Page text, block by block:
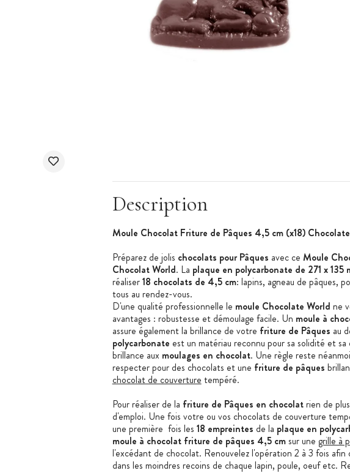
Description
Moule Chocolat Friture de Pâques 4,5 cm (x18)
Préparez de jolis chocolats pour Pâques avec ce Moule
Chocolat World. La plaque en polycarbonate de 271 x 135
réaliser18 chocolats de 4,5 cm: lapins, agneau de pâques,
tous au rendez-vous.
D'une qualité professionnelle le moule Chocolate World ne
avantages : robustesse et démoulage facile. Un moule à
assure également la brillance de votre friture de Pâques au
polycarbonate est un matériau reconnu pour sa solidité et
brillance aux moulages en chocolat. Une règle reste
respecter pour des chocolats et une friture de pâques
chocolat de couverture tempéré.
Pour réaliser de la friture de Pâques en chocolatrien de
d'emploi. Une fois votre ou vos chocolats de couverture
une première fois les 18 empreintes de la plaque en
moule à chocolat friture de pâques 4,5 cmsur une grille à
l'excédant de chocolat. Renouvelez l'opération 2 à 3 fois
dans les moindres recoins de chaque lapin, poule, oeuf etc.